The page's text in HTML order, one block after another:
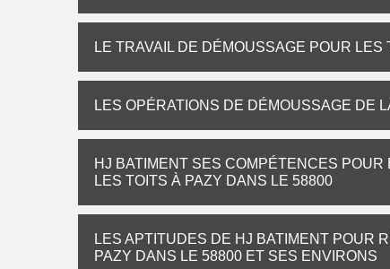
LE TRAVAIL DE DÉMOUSSAGE POUR
LES OPÉRATIONS DE DÉMOUSSAGE DE
HJ BATIMENT SES COMPÉTENCES
LES TOITS À PAZY DANS LE 58800
LES APTITUDES DE HJ BATIMENT POUR
PAZY DANS LE 58800 ET SES ENVIRONS